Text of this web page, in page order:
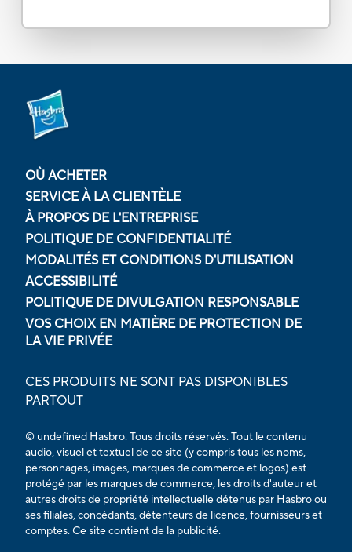
OÙ ACHETER
SERVICE À LA CLIENTÈLE
À PROPOS DE L'ENTREPRISE
POLITIQUE DE CONFIDENTIALITÉ
MODALITÉS ET CONDITIONS D'UTILISATION
ACCESSIBILITÉ
POLITIQUE DE DIVULGATION RESPONSABLE
VOS CHOIX EN MATIÈRE DE PROTECTION DE
LA VIE PRIVÉE
CES PRODUITS NE SONT PAS DISPONIBLES
PARTOUT
© undefined Hasbro. Tous droits réservés. Tout le contenu
audio, visuel et textuel de ce site (y compris tous les noms,
personnages, images, marques de commerce et logos) est
protégé par les marques de commerce, les droits d'auteur et
autres droits de propriété intellectuelle détenus par Hasbro ou
ses filiales, concédants, détenteurs de licence, fournisseurs et
comptes. Ce site contient de la publicité.